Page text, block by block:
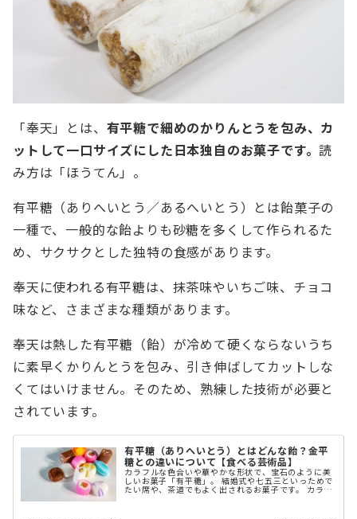
「奉天」とは、 有平糖で細めのかりんとうを包み、カ
ットして一口サイズにした日本独自のお菓子です。読
み方は「ほうてん」。
有平糖（ありへいとう／あるへいとう）とは飴菓子の
一種で、一般的な飴よりも砂糖を多くして作られるた
め、サクサクとした独特の食感があります。
奉天に使われる有平糖は、抹茶味やいちご味、チョコ
味など、さまざまな種類があります。
奉天は熱した有平糖（飴）が冷めて硬くならないうち
に素早くかりんとうを包み、引き伸ばしてカットしな
くてはいけません。そのため、熟練した技術が必要と
されています。
有平糖（ありへいとう）とはどんな飴？金平
糖との違いについて【食べる芸術品】
カラフルな色合いや華やかな形状で、宝石のように美
しいお菓子「有平糖」。 結婚式や七五三といっためで
たい席や、茶道でもよく出されるお菓子です。 カラフ